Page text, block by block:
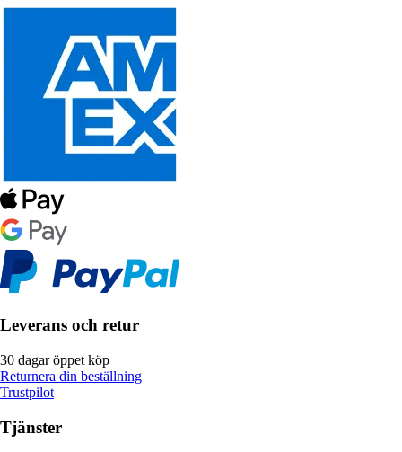
Leverans och retur
30 dagar öppet köp
Returnera din beställning
Trustpilot
Tjänster